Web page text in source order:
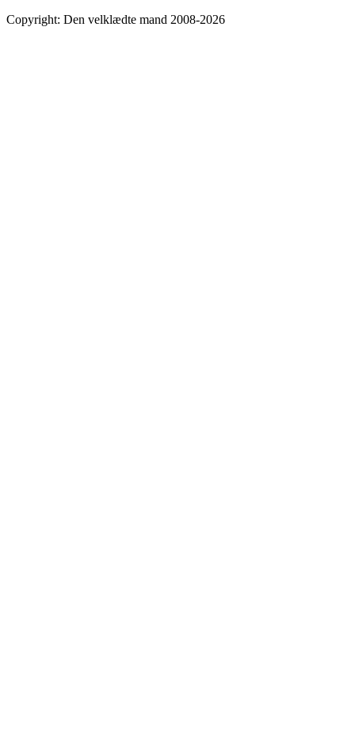
Copyright: Den velklædte mand 2008-2026